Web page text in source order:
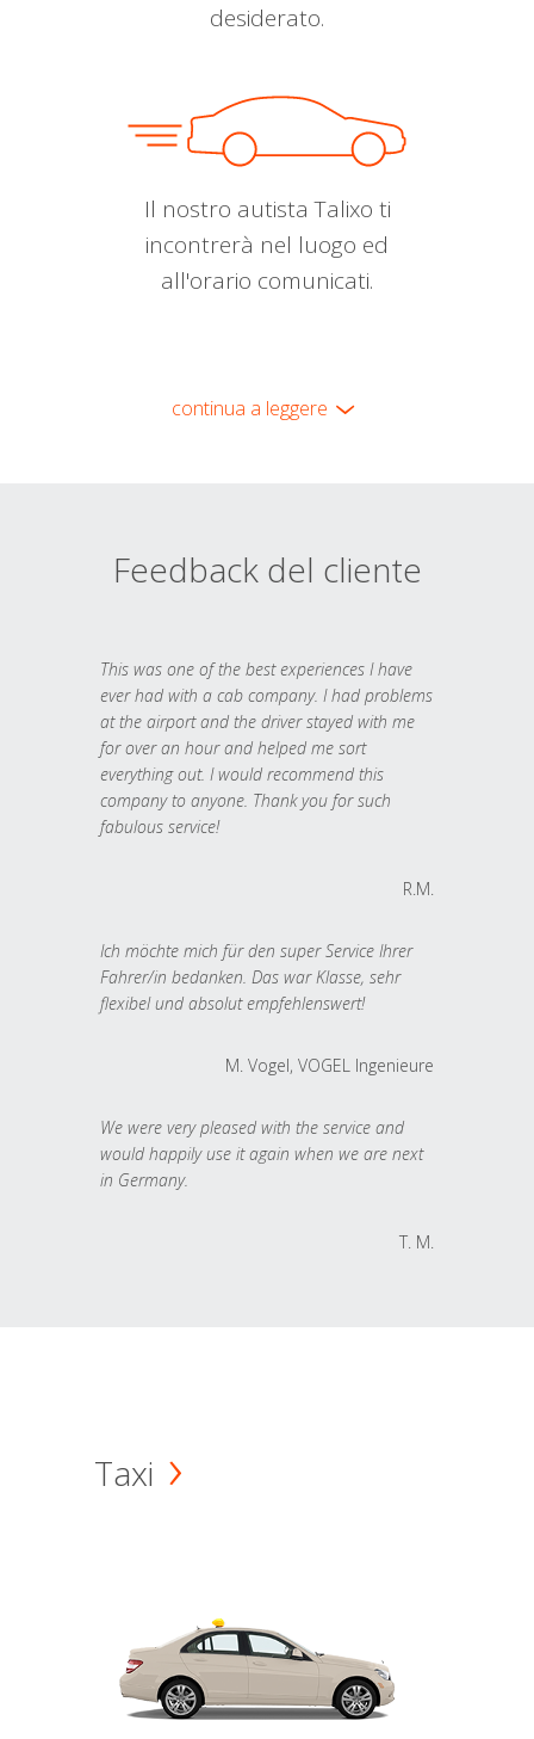
desiderato.
Il nostro autista Talixo ti
incontrerà nel luogo ed
all'orario comunicati.
continua a leggere
Feedback del cliente
This was one of the best experiences I have
ever had with a cab company. I had problems
at the airport and the driver stayed with me
for over an hour and helped me sort
everything out. I would recommend this
company to anyone. Thank you for such
fabulous service!
R.M.
Ich möchte mich für den super Service Ihrer
Fahrer/in bedanken. Das war Klasse, sehr
flexibel und absolut empfehlenswert!
M. Vogel, VOGEL Ingenieure
We were very pleased with the service and
would happily use it again when we are next
in Germany.
T. M.
Taxi